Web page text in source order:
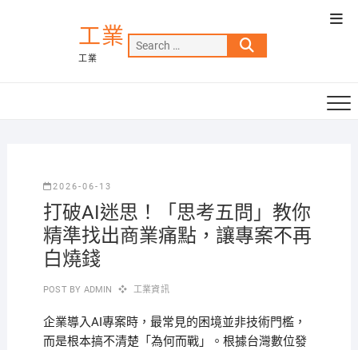
工業
工業
Search
…
2026-06-13
打破AI迷思！「思考五問」教你
精準找出商業痛點，讓專案不再
白燒錢
POST BY ADMIN 工業資訊
企業導入AI專案時，最常見的困境並非技術門檻，
而是根本搞不清楚「為何而戰」。根據台灣數位發